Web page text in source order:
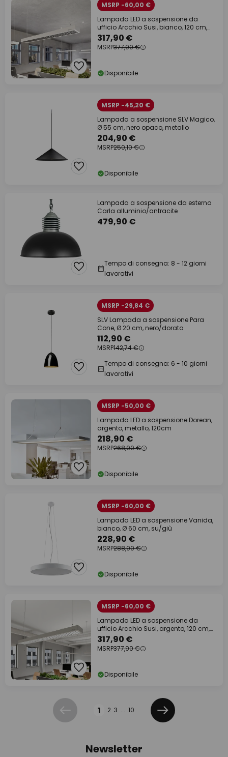
MSRP -60,00 €
Lampada LED a sospensione da
ufficio Arcchio Susi, bianco, 120 cm,
4.000K, DALI
317,90 €
MSRP377,90 €
Disponibile
MSRP -45,20 €
Lampada a sospensione SLV Magico,
Ø 55 cm, nero opaco, metallo
204,90 €
MSRP250,10 €
Disponibile
Lampada a sospensione da esterno
Carla alluminio/antracite
479,90 €
Tempo di consegna: 8 - 12 giorni
lavorativi
MSRP -29,84 €
SLV Lampada a sospensione Para
Cone, Ø 20 cm, nero/dorato
112,90 €
MSRP142,74 €
Tempo di consegna: 6 - 10 giorni
lavorativi
MSRP -50,00 €
Lampada LED a sospensione Dorean,
argento, metallo, 120cm
218,90 €
MSRP268,90 €
Disponibile
MSRP -60,00 €
Lampada LED a sospensione Vanida,
bianco, Ø 60 cm, su/giù
228,90 €
MSRP288,90 €
Disponibile
MSRP -60,00 €
Lampada LED a sospensione da
ufficio Arcchio Susi, argento, 120 cm,
4000K, DALI
317,90 €
MSRP377,90 €
Disponibile
Precedente 1 2 3 ... 10
Prossimo
Newsletter